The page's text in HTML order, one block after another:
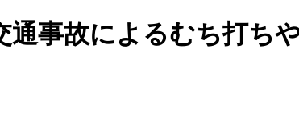
通事故によるむち打ち